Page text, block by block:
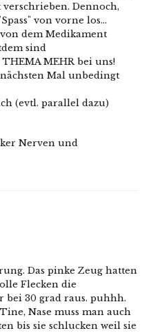
Dennoch,
von vorne los…
dem Medikament
sind
MEHR bei uns!
Mal unbedingt
(evtl. parallel dazu)
Nerven und
Das pinke Zeug hatten
Flecken die
bei 30 grad raus. puhhh.
Nase muss man auch
bis sie schlucken weil sie